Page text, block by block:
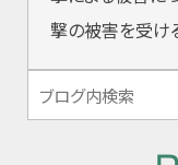
撃の被害を受け
提供する側の双